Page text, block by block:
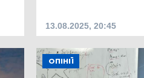
13.08.2025, 20:45
ОПІНІЇ